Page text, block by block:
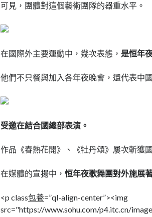
可見，團體對這個藝術團隊的器重水平。
在國際外主要運動中，幾次表態， 是恒年
他們不只餐與加入各年夜晚會，還代表中
受邀在結合國總部表演。
作品《春熱花開》、《牡丹頌》屢次斬獲
在媒體的宣揚中，恒年夜歌舞團對外施展
<p class包養=”ql-align-center”><img
src="https://www.sohu.com/p4.itc.cn/